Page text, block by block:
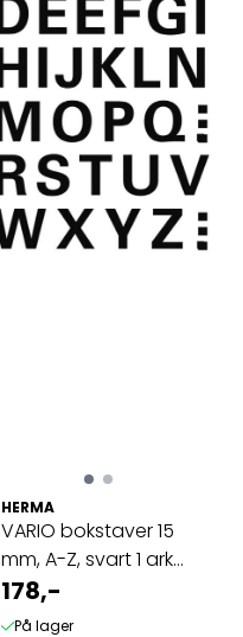
HERMA
VARIO bokstaver 15
mm, A-Z, svart 1 ark
(10 pakk)
178,-
På lager